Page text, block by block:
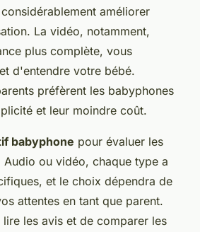
améliorer
La vidéo, notamment,
plus complète, vous
d'entendre votre bébé.
préfèrent les babyphones
et leur moindre coût.
babyphone pour évaluer les
ou vidéo, chaque type a
et le choix dépendra de
attentes en tant que parent.
lire les avis et de comparer les